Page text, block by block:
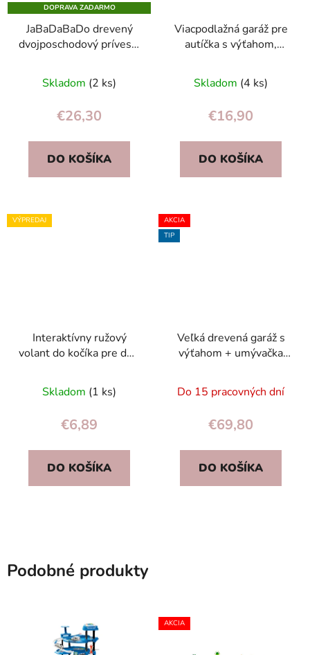
DOPRAVA ZADARMO
JaBaDaBaDo drevený
dvojposchodový príves s
hračka 18m+
hodnotenie
produktu
je
5,0
z
Skladom (2 ks)
€26,30
DO KOŠÍKA
Viacpodlažná garáž pre
autíčka s výťahom,
umývačkou (4 autá +
vrtuľník)
Skladom (4 ks)
€16,90
DO KOŠÍKA
VÝPREDAJ
Interaktívny ružový
volant do kočíka pre deti
– hudba, zvuky
Skladom (1 ks)
€6,89
DO KOŠÍKA
AKCIA
TIP
Veľká drevená garáž s
výťahom + umývačka
ECOTOYS
Do 15 pracovných dní
€69,80
DO KOŠÍKA
Podobné produkty
AKCIA